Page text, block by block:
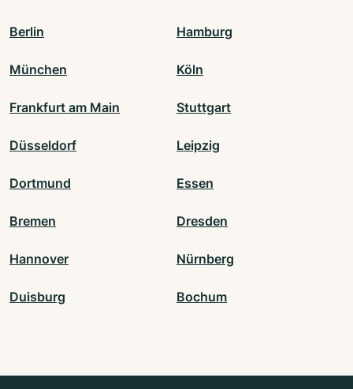
Berlin Hamburg
München Köln
Frankfurt am Main Stuttgart
Düsseldorf Leipzig
Dortmund Essen
Bremen Dresden
Hannover Nürnberg
Duisburg Bochum